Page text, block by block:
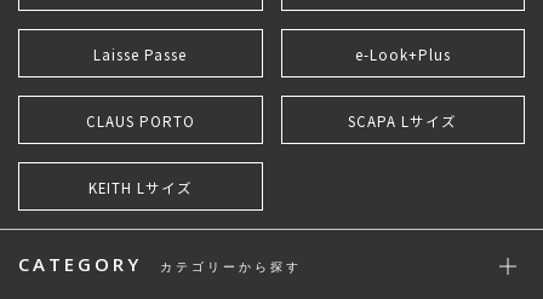
Laisse Passe e-Look+Plus
CLAUS PORTO SCAPA Lサイズ
KEITH Lサイズ
CATEGORY カテゴリーから探す